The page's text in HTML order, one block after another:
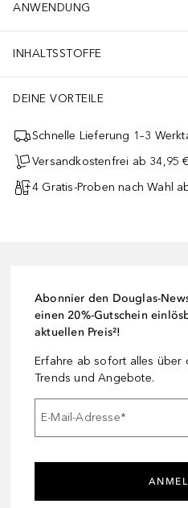
ANWENDUNG
INHALTSSTOFFE
DEINE VORTEILE
Schnelle Lieferung 1–3
Versandkostenfrei ab 34,95 €
4 Gratis-Proben nach Wahl
Abonnier den Douglas-
einen 20%-Gutschein
aktuellen Preis²!
Erfahre ab sofort alles über
Trends und Angebote.
E-Mail-Adresse*